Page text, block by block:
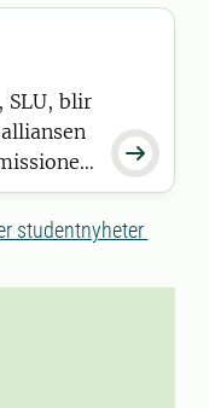
ut

SLU, blir
studentnyheter